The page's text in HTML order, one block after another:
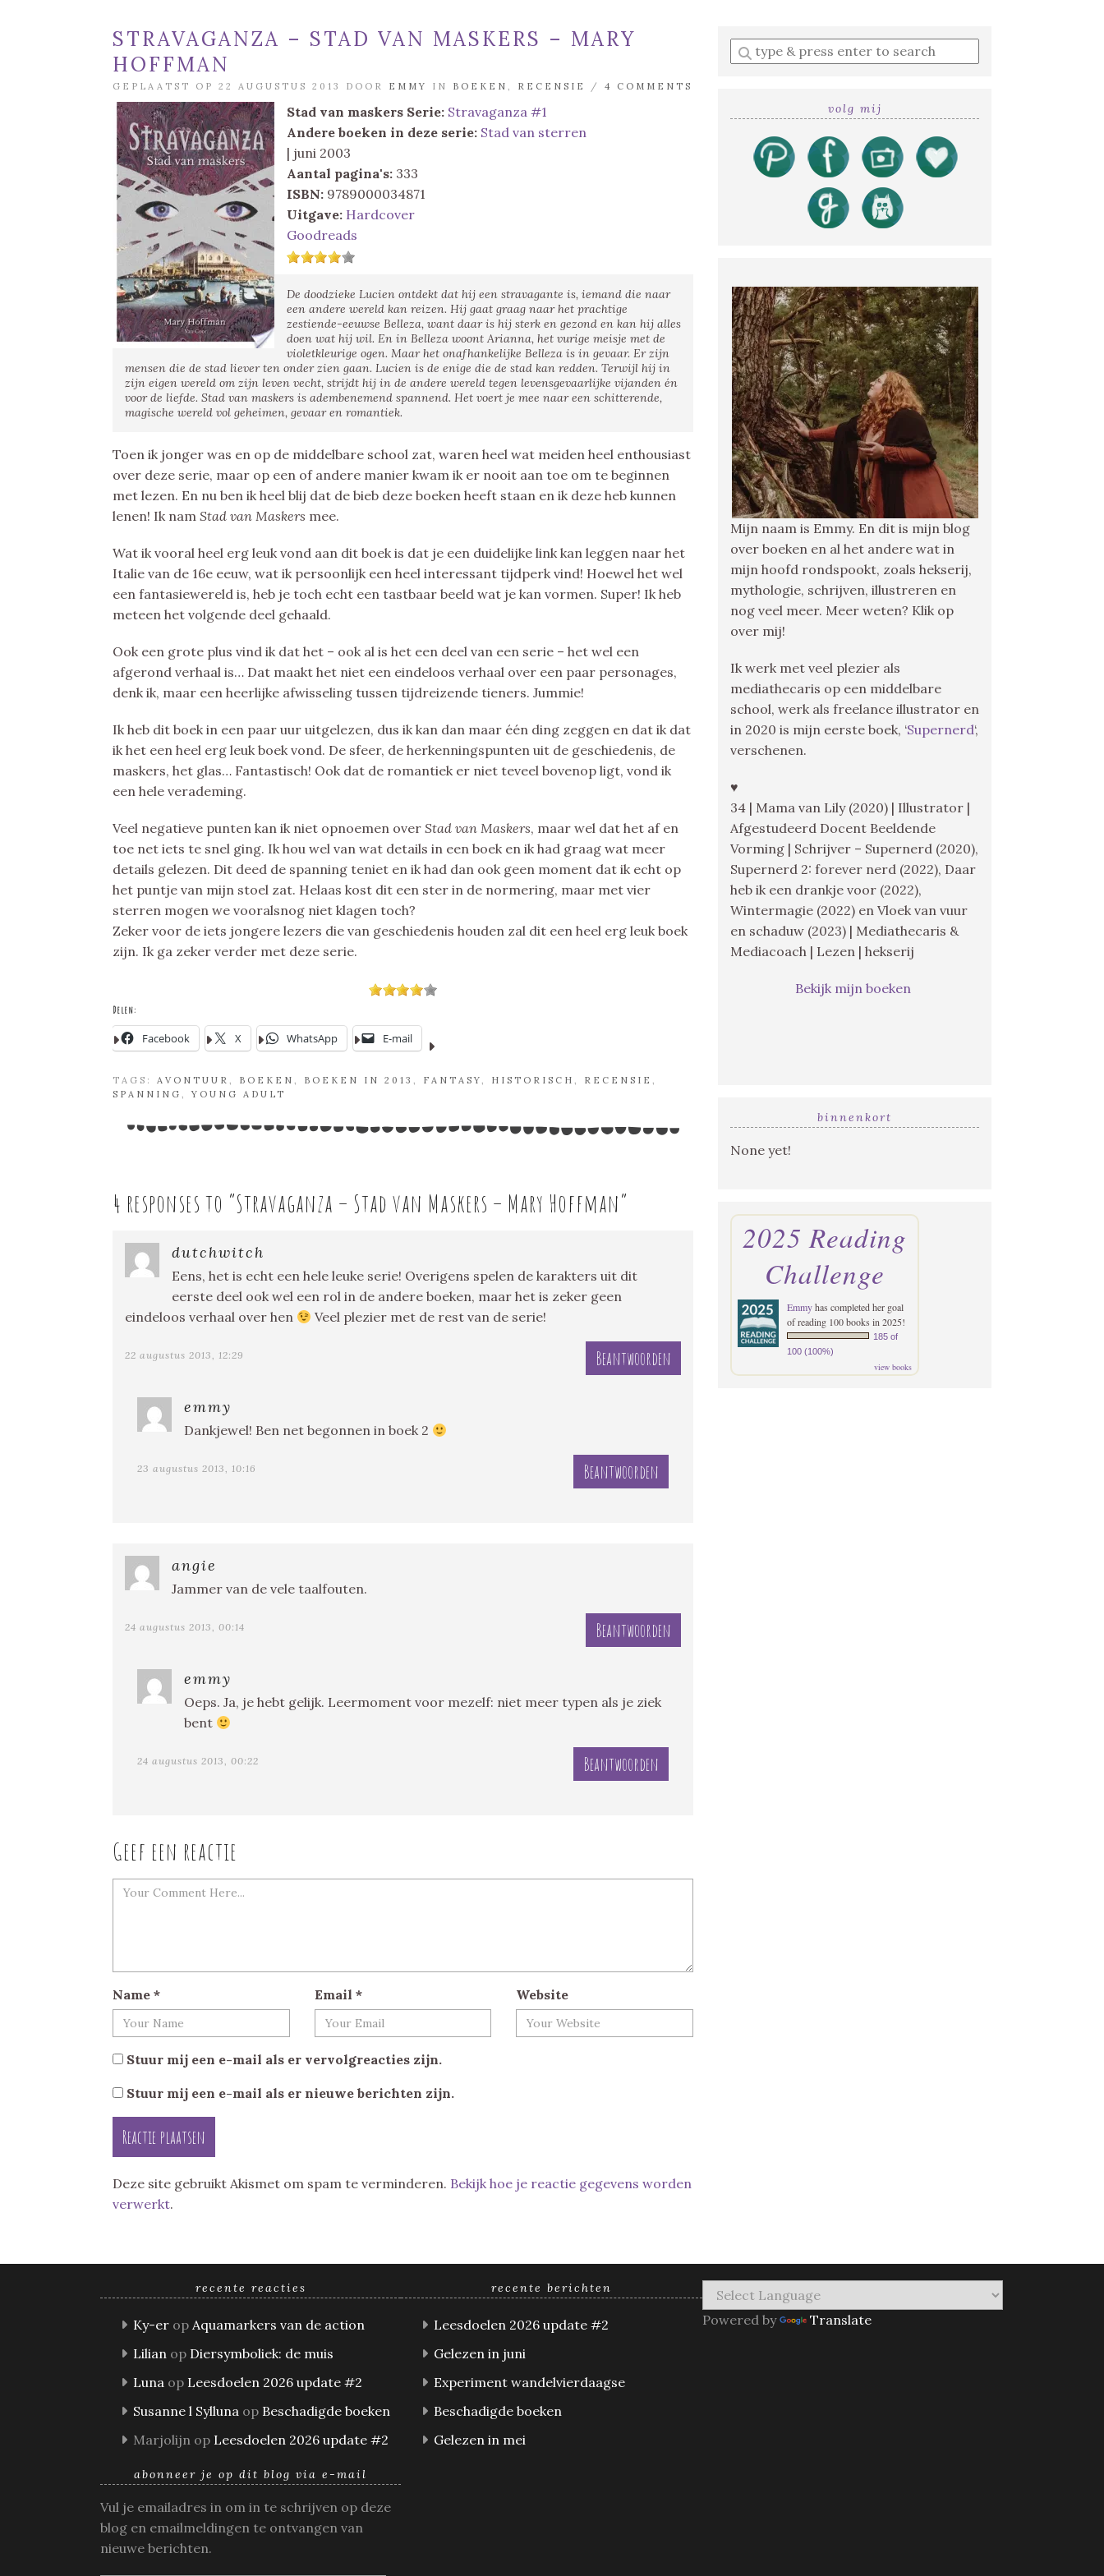
STRAVAGANZA – STAD VAN MASKERS – MARY
HOFFMAN
GEPLAATST OP 22 AUGUSTUS 2013 DOOR EMMY IN BOEKEN , RECENSIE / 4 COMMENTS
Stad van maskers Serie: Stravaganza #1
Andere boeken in deze serie: Stad van sterren
| juni 2003
Aantal pagina's: 333
ISBN: 9789000034871
Uitgave: Hardcover
Goodreads
De doodzieke Lucien ontdekt dat hij een stravagante is, iemand die naar
een andere wereld kan reizen. Hij gaat graag naar het prachtige
zestiende-eeuwse Belleza, want daar is hij sterk en gezond en kan hij alles
doen wat hij wil. En in Belleza woont Arianna, het vurige meisje met de
violetkleurige ogen. Maar het onafhankelijke Belleza is in gevaar. Er zijn
mensen die de stad liever ten onder zien gaan. Lucien is de enige die de stad kan redden. Terwijl hij in
zijn eigen wereld om zijn leven vecht, strijdt hij in de andere wereld tegen levensgevaarlijke vijanden én
voor de liefde. Stad van maskers is adembenemend spannend. Het voert je mee naar een schitterende,
magische wereld vol geheimen, gevaar en romantiek.
Toen ik jonger was en op de middelbare school zat, waren heel wat meiden heel enthousiast
over deze serie, maar op een of andere manier kwam ik er nooit aan toe om te beginnen
met lezen. En nu ben ik heel blij dat de bieb deze boeken heeft staan en ik deze heb kunnen
lenen! Ik nam Stad van Maskers mee.
Wat ik vooral heel erg leuk vond aan dit boek is dat je een duidelijke link kan leggen naar het
Italie van de 16e eeuw, wat ik persoonlijk een heel interessant tijdperk vind! Hoewel het wel
een fantasiewereld is, heb je toch echt een tastbaar beeld wat je kan vormen. Super! Ik heb
meteen het volgende deel gehaald.
Ook een grote plus vind ik dat het – ook al is het een deel van een serie – het wel een
afgerond verhaal is… Dat maakt het niet een eindeloos verhaal over een paar personages,
denk ik, maar een heerlijke afwisseling tussen tijdreizende tieners. Jummie!
Ik heb dit boek in een paar uur uitgelezen, dus ik kan dan maar één ding zeggen en dat ik dat
ik het een heel erg leuk boek vond. De sfeer, de herkenningspunten uit de geschiedenis, de
maskers, het glas… Fantastisch! Ook dat de romantiek er niet teveel bovenop ligt, vond ik
een hele verademing.
Veel negatieve punten kan ik niet opnoemen over Stad van Maskers, maar wel dat het af en
toe net iets te snel ging. Ik hou wel van wat details in een boek en ik had graag wat meer
details gelezen. Dit deed de spanning teniet en ik had dan ook geen moment dat ik echt op
het puntje van mijn stoel zat. Helaas kost dit een ster in de normering, maar met vier
sterren mogen we vooralsnog niet klagen toch?
Zeker voor de iets jongere lezers die van geschiedenis houden zal dit een heel erg leuk boek
zijn. Ik ga zeker verder met deze serie.
Delen:
Facebook X WhatsApp E-mail
TAGS: AVONTUUR , BOEKEN , BOEKEN IN 2013 , FANTASY, HISTORISCH , RECENSIE ,
SPANNING ,YOUNG ADULT
4 responses to “Stravaganza – Stad van Maskers – Mary Hoffman”
dutchwitch
Eens, het is echt een hele leuke serie! Overigens spelen de karakters uit dit
eerste deel ook wel een rol in de andere boeken, maar het is zeker geen
eindeloos verhaal over hen
Veel plezier met de rest van de serie!
22 augustus 2013, 12:29 Beantwoorden
emmy
Dankjewel! Ben net begonnen in boek 2
23 augustus 2013, 10:16 Beantwoorden
angie
Jammer van de vele taalfouten.
24 augustus 2013, 00:14 Beantwoorden
emmy
Oeps. Ja, je hebt gelijk. Leermoment voor mezelf: niet meer typen als je ziek
bent
24 augustus 2013, 00:22 Beantwoorden
Geef een reactie
Name * Email * Website
Stuur mij een e-mail als er vervolgreacties zijn.
Stuur mij een e-mail als er nieuwe berichten zijn.
Deze site gebruikt Akismet om spam te verminderen. Bekijk hoe je reactie gegevens worden
verwerkt.
Enter
a
volg mij
Mijn naam is Emmy. En dit is mijn blog
over boeken en al het andere wat in
mijn hoofd rondspookt, zoals hekserij,
mythologie, schrijven, illustreren en
nog veel meer. Meer weten? Klik op
over mij!
Ik werk met veel plezier als
mediathecaris op een middelbare
school, werk als freelance illustrator en
in 2020 is mijn eerste boek, ‘Supernerd‘,
verschenen.
♥
34 | Mama van Lily (2020) | Illustrator |
Afgestudeerd Docent Beeldende
Vorming | Schrijver – Supernerd (2020),
Supernerd 2: forever nerd (2022), Daar
heb ik een drankje voor (2022),
Wintermagie (2022) en Vloek van vuur
en schaduw (2023) | Mediathecaris &
Mediacoach | Lezen | hekserij
Bekijk mijn boeken
binnenkort
None yet!
2025 Reading
Challenge
Emmyhas completed her goal
of reading 100 books in 2025!
185 of
100 (100%)
view books
recente reacties
Ky-er op Aquamarkers van de action
Lilian op Diersymboliek: de muis
Luna op Leesdoelen 2026 update #2
Susanne l Sylluna op Beschadigde boeken
Marjolijn op Leesdoelen 2026 update #2
recente berichten
Leesdoelen 2026 update #2
Gelezen in juni
Experiment wandelvierdaagse
Beschadigde boeken
Gelezen in mei
Powered by Translate
abonneer je op dit blog via e-mail
Vul je emailadres in om in te schrijven op deze
blog en emailmeldingen te ontvangen van
nieuwe berichten.